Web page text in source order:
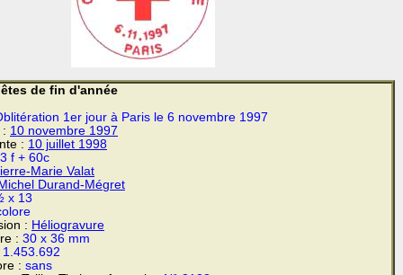
de fin d'année
1er jour à Paris le 6 novembre 1997
: 10 novembre 1997
: 10 juillet 1998
3 f + 60c
Marie Valat
Durand-Mégret
x 13
: Héliogravure
: 30 x 36 mm
1.453.692
: sans